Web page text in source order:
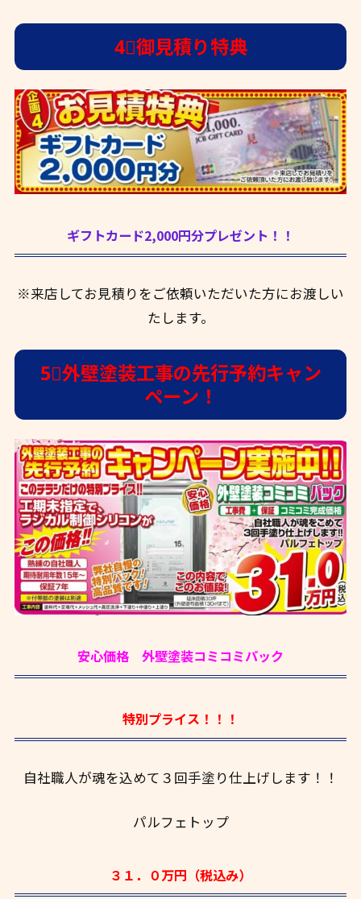
4⃣御見積り特典
ギフトカード2,000円分プレゼント！！
※来店してお見積りをご依頼いただいた方にお渡しい
たします。
5⃣外壁塗装工事の先行予約キャン
ペーン！
安心価格 外壁塗装コミコミパック
特別プライス！！！
自社職人が魂を込めて３回手塗り仕上げします！！
パルフェトップ
３１．０万円（税込み）